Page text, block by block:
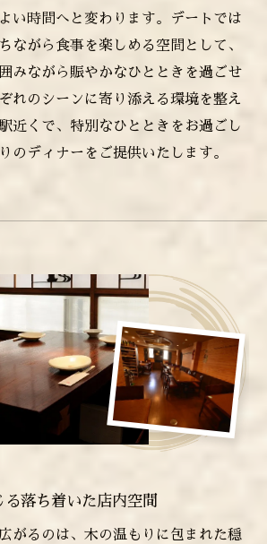
い時間へと変わります。デートでは
ながら食事を楽しめる空間として、
みながら賑やかなひとときを過ごせ
れのシーンに寄り添える環境を整え
近くで、特別なひとときをお過ごし
のディナーをご提供いたします。
落ち着いた店内空間
がるのは、木の温もりに包まれた穏